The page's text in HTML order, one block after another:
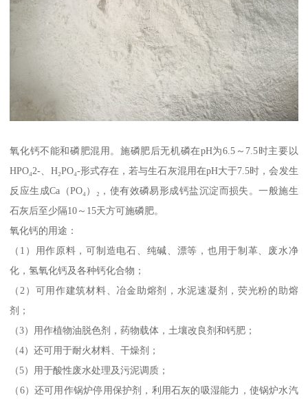
氧化钙不能和磷肥混用。施磷肥后无机磷在pH为6.5～7.5时主要以
HPO₄2-、H₂PO₄-形式存在，若与生石灰混用在pH大于7.5时，会发生
反应生成Ca（PO₄）₂，使有效磷易形成钙盐沉淀而损失。一般施生
石灰后至少隔10～15天方可施磷肥。
氧化钙的用途：
（1）用作原料，可制造电石、纯碱、漂等，也用于制革、废水净
化，氢氧化钙及各种钙化合物；
（2）可用作建筑材料、冶金助熔剂，水泥速凝剂，荧光粉的助熔
剂；
（3）用作植物油脱色剂，药物载体，土壤改良剂和钙肥；
（4）还可用于耐火材料、干燥剂；
（5）用于酸性废水处理及污泥调质；
（6）还可用作锅炉停用保护剂，利用石灰的吸湿能力，使锅炉水汽